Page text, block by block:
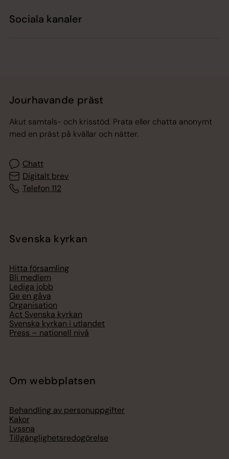
Sociala kanaler
Jourhavande präst
Akut samtals- och krisstöd. Prata eller chatta anonymt
med en präst på kvällar och nätter.
Chatt
Digitalt brev
Telefon 112
Svenska kyrkan
Hitta församling
Bli medlem
Lediga jobb
Ge en gåva
Organisation
Act Svenska kyrkan
Svenska kyrkan i utlandet
Press – nationell nivå
Om webbplatsen
Behandling av personuppgifter
Kakor
Lyssna
Tillgänglighetsredogörelse